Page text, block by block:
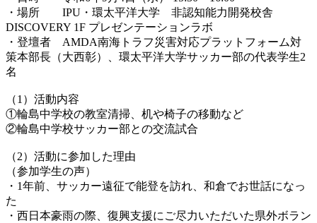
・場所 IPU・環太平洋大学 非認知能力開発校舎
DISCOVERY 1F プレゼンテーションラボ
・登壇者 AMDA南海トラフ災害対応プラットフォーム対
策本部長（大西彰）、環太平洋大学サッカー部の代表学生2
名
（1）活動内容
①輪島中学校の教室清掃、机や椅子の移動など
②輪島中学校サッカー部との交流試合
（2）活動に参加した理由
（参加学生の声）
・1年前、サッカー遠征で能登を訪れ、和倉でお世話になっ
た
・西日本豪雨の際、復興支援にご尽力いただいた県外ボラン